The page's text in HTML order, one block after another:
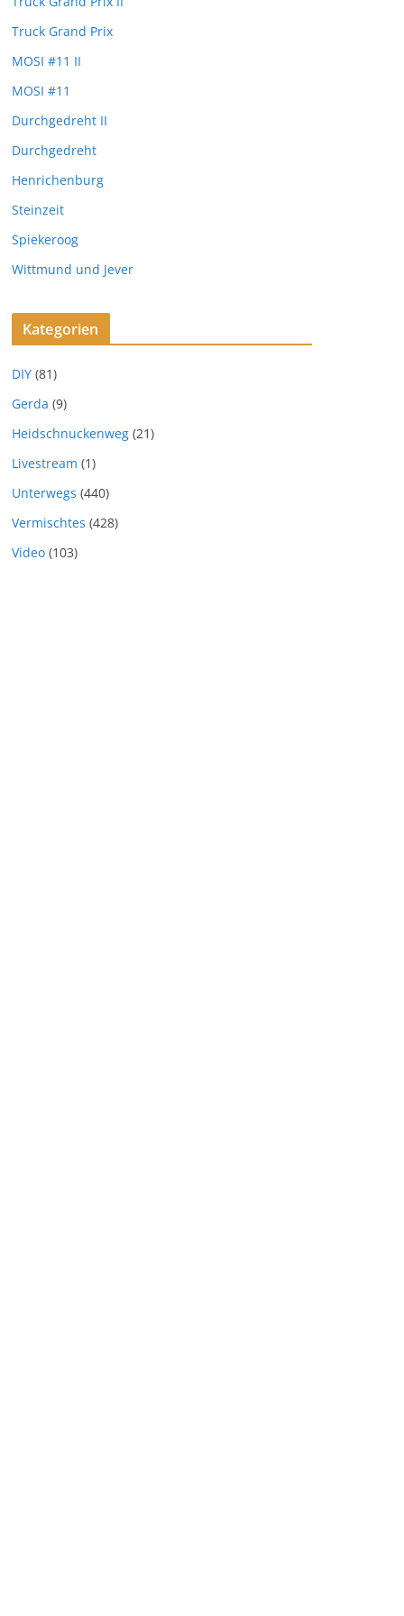
Truck Grand Prix
MOSI #11 II
MOSI #11
Durchgedreht II
Durchgedreht
Henrichenburg
Steinzeit
Spiekeroog
Wittmund und Jever
Kategorien
DIY (81)
Gerda (9)
Heidschnuckenweg (21)
Livestream (1)
Unterwegs (440)
Vermischtes (428)
Video (103)